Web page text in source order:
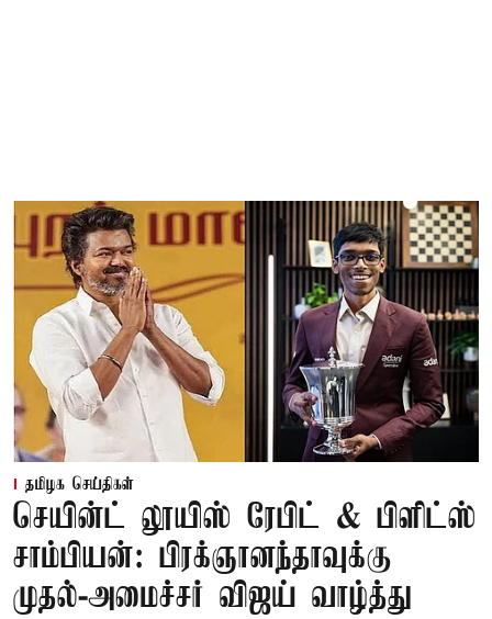
தமிழக செய்திகள்
செயின்ட் லூயிஸ் ரேபிட் & பிளிட்ஸ்
சாம்பியன்: பிரக்ஞானந்தாவுக்கு
முதல்-அமைச்சர் விஜய் வாழ்த்து